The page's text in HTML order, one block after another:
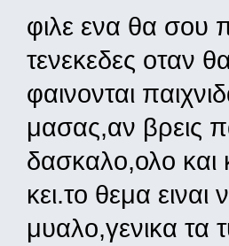
φιλε ενα θα σου
τενεκεδες οταν
φαινονται
μασας,αν βρεις
δασκαλο,ολο
κει.το θεμα
μυαλο,γενικα τα